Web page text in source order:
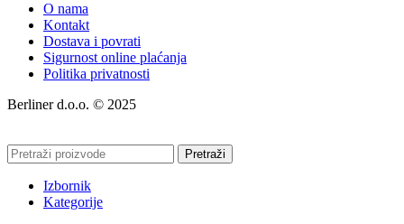
O nama
Kontakt
Dostava i povrati
Sigurnost online plaćanja
Politika privatnosti
Berliner d.o.o. © 2025
Pretraži
Izbornik
Kategorije